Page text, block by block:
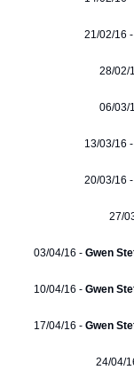
21/02/16 -
28/02/
06/03/
13/03/16 -
20/03/16 -
27/
03/04/16 - Gwen
10/04/16 - Gwen
17/04/16 - Gwen
24/04/